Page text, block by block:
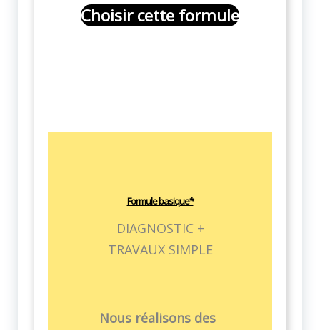
Choisir cette formule
Formule basique*
DIAGNOSTIC +
TRAVAUX SIMPLE
Nous réalisons des